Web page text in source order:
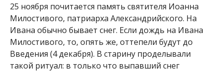
25 ноября почитается память святителя Иоанна
Милостивого, патриарха Александрийского. На
Ивана обычно бывает снег. Если дождь на Ивана
Милостивого, то, опять же, оттепели будут до
Введения (4 декабря). В старину проделывали
такой ритуал: в только что выпавший снег